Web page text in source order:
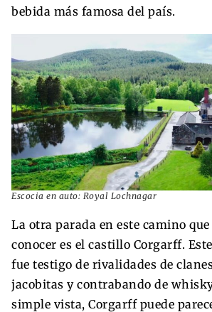
bebida más famosa del país.
Escocia en auto: Royal Lochnagar
La otra parada en este camino
conocer es el castillo Corgarff.
fue testigo de rivalidades de
jacobitas y contrabando de
simple vista, Corgarff puede